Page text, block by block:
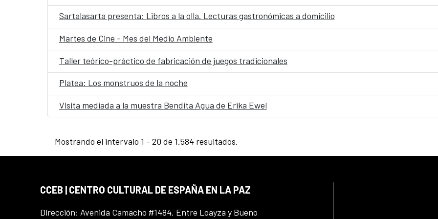
Sartalasarta presenta: Libros a la olla. Lecturas gastronómicas a domicilio
Martes de Cine - Mes del Medio Ambiente
Taller teórico-práctico de fabricación de juegos tradicionales
Platea: Los monstruos de la noche
Visita mediada a la muestra Bendita Agua de Erika Ewel
Mostrando el intervalo 1 - 20 de 1.584 resultados.
CCEB | CENTRO CULTURAL DE ESPAÑA EN LA PAZ
Dirección: Avenida Camacho #1484. Entre Loayza y Bueno